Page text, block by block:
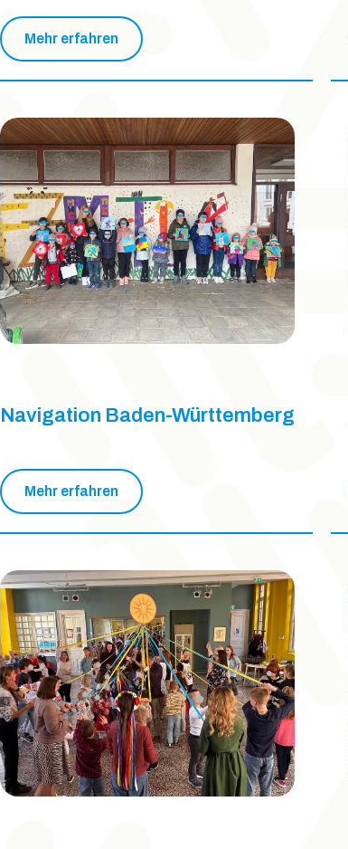
Mehr erfahren
Navigation Baden-Württemberg
Mehr erfahren